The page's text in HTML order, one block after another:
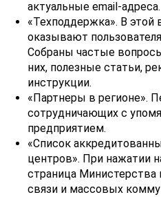
актуальные email-адреса.
«Техподдержка». В этой
оказывают
Собраны частые
них, полезные статьи,
инструкции.
«Партнеры в регионе».
сотрудничающих с
предприятием.
«Список
центров». При нажатии
страница Министерства
связи и массовых